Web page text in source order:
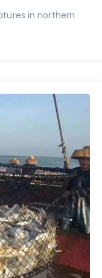
in northern